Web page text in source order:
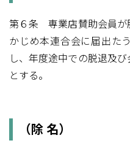
第６条 専業店賛助会員が
かじめ本連合会に届出た
し、年度途中での脱退及
とする。
（除 名）